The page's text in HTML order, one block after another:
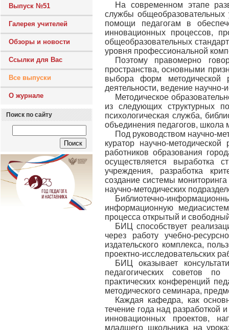
Выпуск №51
Галерея учителей
Обзоры и новости
Ссылки для Вас
Все выпуски
О журнале
Поиск по сайту
На современном этапе
службы общеобразовательных
помощи педагогам в
инновационных процессов,
общеобразовательных
уровня профессиональной
Поэтому правомерно
пространства, основными
выбора форм методической
деятельности, ведение научно-
Методическое
из следующих структурных
психологическая служба,
объединения педагогов, школа
Под руководством научно-
куратор научно-
работников образования
осуществляется выработка
учреждения, разработка
создание системы
научно-методических
Библиотечно-
информационную
процесса открытый и
БИЦ способствует
через работу учебно-
издательского комплекса,
проектно-исследовательских
БИЦ оказывает
педагогических советов
практических конференций
методического семинара,
Каждая кафедра, как
течение года над разработкой
инновационных проектов,
младшего школьника на